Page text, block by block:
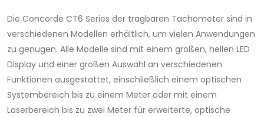
Die Concorde CT6 Series der tragbaren Tachometer sind in
verschiedenen Modellen erhältlich, um vielen Anwendungen
zu genügen. Alle Modelle sind mit einem großen, hellen LED
Display und einer großen Auswahl an verschiedenen
Funktionen ausgestattet, einschließlich einem optischen
Systembereich bis zu einem Meter oder mit einem
Laserbereich bis zu zwei Meter für erweiterte, optische